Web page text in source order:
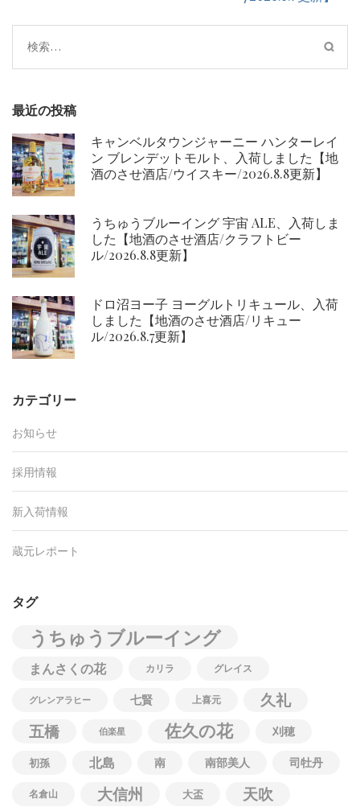
ョ
ン
検
索:
最近の投稿
キャンベルタウンジャーニー ハンターレイ
ン ブレンデットモルト、入荷しました【地
酒のさせ酒店/ウイスキー/2026.8.8更新】
うちゅうブルーイング 宇宙 ALE、入荷しま
した【地酒のさせ酒店/クラフトビー
ル/2026.8.8更新】
ドロ沼ヨー子 ヨーグルトリキュール、入荷
しました【地酒のさせ酒店/リキュー
ル/2026.8.7更新】
カテゴリー
お知らせ
採用情報
新入荷情報
蔵元レポート
タグ
うちゅうブルーイング
まんさくの花 カリラ グレイス
グレンアラヒー 七賢 上喜元
久礼
五橋
伯楽星 佐久の花 刈穂
初孫 北島 南 南部美人 司牡丹
名倉山 大信州 大盃 天吹